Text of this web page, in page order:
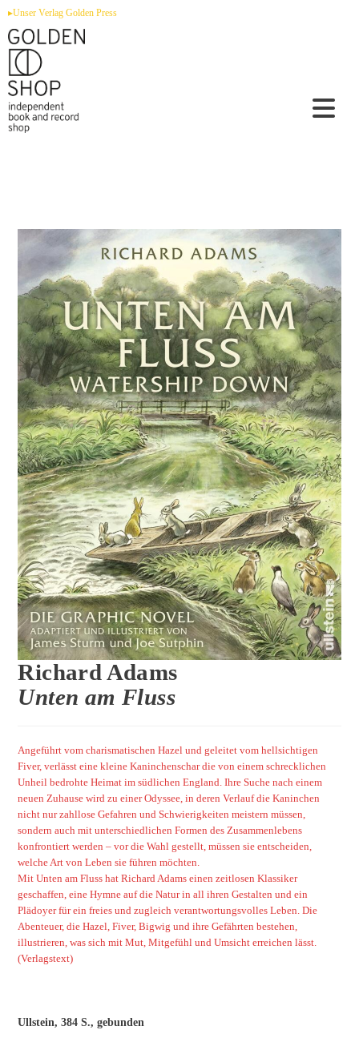
Zum
springen
▸Unser Verlag Golden Press
Richard Adams
Unten am Fluss
Angeführt vom charismatischen Hazel und geleitet vom hellsichtigen
Fiver, verlässt eine kleine Kaninchenschar die von einem schrecklichen
Unheil bedrohte Heimat im südlichen England. Ihre Suche nach einem
neuen Zuhause wird zu einer Odyssee, in deren Verlauf die Kaninchen
nicht nur zahllose Gefahren und Schwierigkeiten meistern müssen,
sondern auch mit unterschiedlichen Formen des Zusammenlebens
konfrontiert werden – vor die Wahl gestellt, müssen sie entscheiden,
welche Art von Leben sie führen möchten.
Mit Unten am Fluss hat Richard Adams einen zeitlosen Klassiker
geschaffen, eine Hymne auf die Natur in all ihren Gestalten und ein
Plädoyer für ein freies und zugleich verantwortungsvolles Leben. Die
Abenteuer, die Hazel, Fiver, Bigwig und ihre Gefährten bestehen,
illustrieren, was sich mit Mut, Mitgefühl und Umsicht erreichen lässt.
(Verlagstext)
Ullstein, 384 S., gebunden